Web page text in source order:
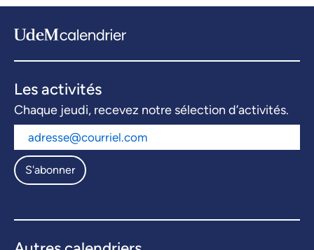
Les activités
Chaque jeudi, recevez notre sélection d’activités.
S'abonner